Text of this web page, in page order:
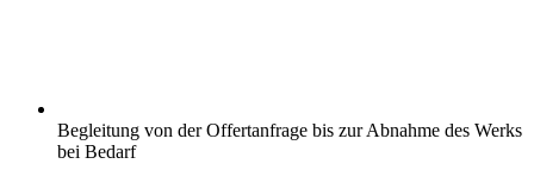
Begleitung von der Offertanfrage bis zur Abnahme des Werks
bei Bedarf